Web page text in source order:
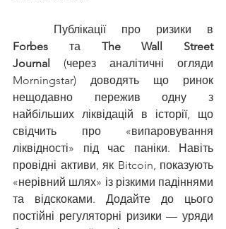
Forbes та The Wall Street
Journal (через аналітичні огляди
Morningstar) доводять що ринок
нещодавно пережив одну з
найбільших ліквідацій в історії, що
свідчить про «випаровування
ліквідності» під час паніки. Навіть
провідні активи, як Bitcoin, показують
«нерівний шлях» із різкими падіннями
та відскоками. Додайте до цього
постійні регуляторні ризики — уряди